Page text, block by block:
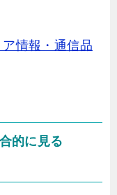
情報・通信品
的に見る